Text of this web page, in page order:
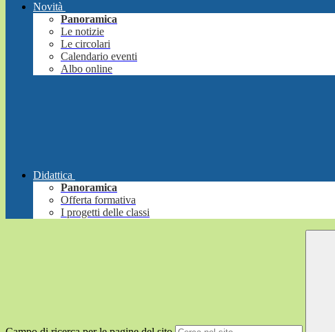
Novità
Panoramica
Le notizie
Le circolari
Calendario eventi
Albo online
Didattica
Panoramica
Offerta formativa
I progetti delle classi